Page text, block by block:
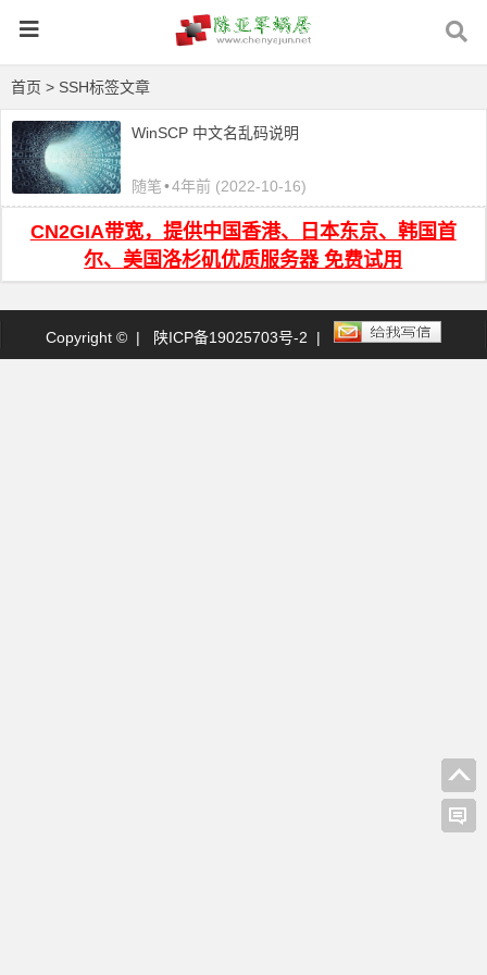
首页 > SSH标签文章
WinSCP 中文名乱码说明
随笔•4年前 (2022-10-16)
CN2GIA带宽，提供中国香港、日本东京、韩国首
尔、美国洛杉矶优质服务器 免费试用
Copyright © | 陕ICP备19025703号-2 |